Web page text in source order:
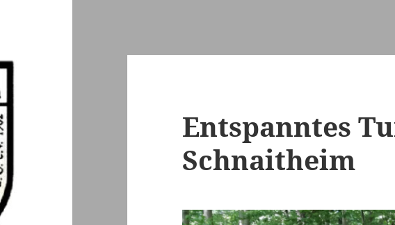
Entspanntes
Schnaitheim